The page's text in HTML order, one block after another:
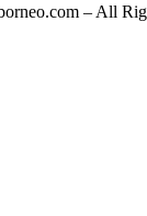
– All